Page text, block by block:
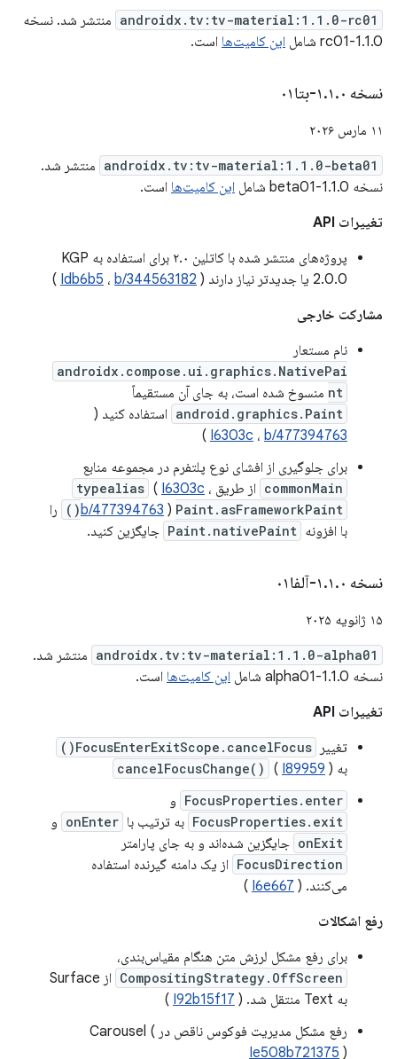
androidx.tv:tv-material:1.1.0-rc01 منتشر شد. نسخه
1.1.0-rc01 شامل
این کامیت‌ها است.
نسخه ۱ .۱.۰-بتا۰۱
۱۱ مارس ۲۰۲۶
androidx.tv:tv-material:1.1.0-beta01 منتشر شد.
نسخه 1.1.0-beta01 شامل
این کامیت‌ها است.
تغییرات API
پروژه‌های منتشر شده با کاتلین ۲.۰ برای استفاده به KGP
2.0.0 یا جدیدتر نیاز دارند (
Idb6b5 ، b/344563182
)
مشارکت خارجی
نام مستعار
androidx.compose.ui.graphics.NativePai
nt منسوخ شده است، به جای آن مستقیماً
android.graphics.Paint استفاده کنید (
I6303c ، b/477394763
)
برای جلوگیری از افشای نوع پلتفرم در مجموعه منابع
commonMain از طریق typealias ( I6303c ،
b/477394763 ) Paint.asFrameworkPaint()
را
با افزونه Paint.nativePaint جایگزین کنید.
نسخه ۱ .۱.۰-آلفا۰۱
۱۵ ژانویه ۲۰۲۵
androidx.tv:tv-material:1.1.0-alpha01 منتشر شد.
نسخه 1.1.0-alpha01 شامل
این کامیت‌ها است.
تغییرات API
تغییر
FocusEnterExitScope.cancelFocus()
به cancelFocusChange() ( I89959 )
FocusProperties.enter و
FocusProperties.exit به ترتیب با onEnter و
onExit جایگزین شده‌اند و به جای پارامتر
FocusDirection از یک دامنه گیرنده استفاده
می‌کنند. ( I6e667
)
رفع اشکالات
برای رفع مشکل لرزش متن هنگام مقیاس‌بندی،
CompositingStrategy.OffScreen
از Surface
به Text منتقل شد. (
I92b15f17
)
رفع مشکل مدیریت فوکوس ناقص در Carousel (
Ie508b721375 )